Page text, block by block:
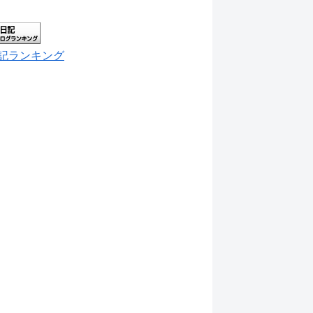
ランキング